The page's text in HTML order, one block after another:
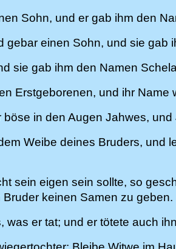
Sohn, und er gab ihm den
einen Sohn, und sie gab
sie gab ihm den Namen
Erstgeborenen, und ihr Name
in den Augen Jahwes, und
Weibe deines Bruders, und
sein eigen sein sollte, so
keinen Samen zu geben.
was er tat; und er tötete auch